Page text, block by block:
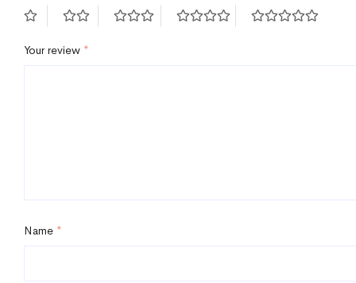
Your review *
Name *